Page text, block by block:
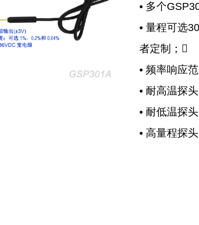
• 多个
• 量程可选
者定制；
• 频率响应
• 耐高温探
• 耐低温探
• 高量程探头